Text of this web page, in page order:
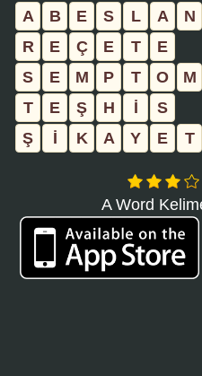
A B E S L A N
R
E Ç E T
E
S
E M P T O
M
T
E Ş H İ
S
Ş
İ K A Y E T
A Word